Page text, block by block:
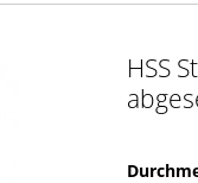
HSS